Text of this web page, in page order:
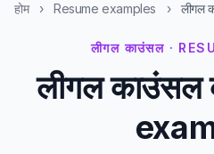
होम › Resume examples › लीगल
लीगल काउंसल ·
लीगल